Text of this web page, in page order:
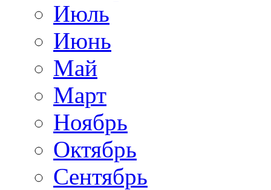
Июль
Июнь
Май
Март
Ноябрь
Октябрь
Сентябрь